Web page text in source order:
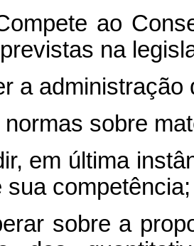
ao
na
a administração
normas sobre
em última
sua competência;
sobre a